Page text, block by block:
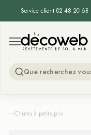
Service client 02 48 20
Open menu
Decoweb
...Chutes à petits prix